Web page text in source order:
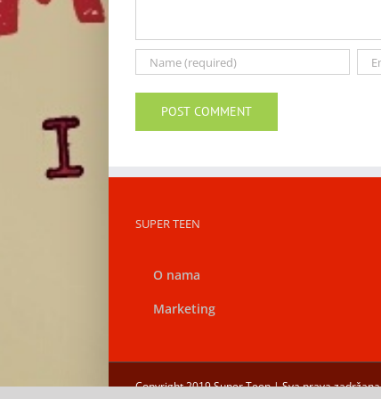
SUPER TEEN
O nama
Marketing
Copyright 2019 Super Teen | Sva prava zadržana